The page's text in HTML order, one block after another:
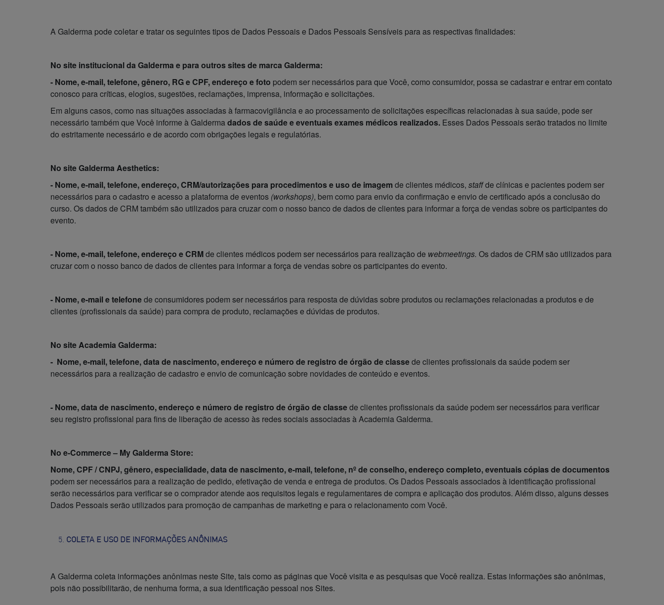
A Galderma pode coletar e tratar os seguintes tipos de Dados Pessoais e Dados Pessoais Sensíveis para as respectivas finalidades:
No site institucional da Galderma e para outros sites de marca Galderma:
- Nome, e-mail, telefone, gênero, RG e CPF, endereço e foto podem ser necessários para que Você, como consumidor, possa se cadastrar e entrar em contato
conosco para críticas, elogios, sugestões, reclamações, imprensa, informação e solicitações.
Em alguns casos, como nas situações associadas à farmacovigilância e ao processamento de solicitações específicas relacionadas à sua saúde, pode ser
necessário também que Você informe à Galdermadados de saúde e eventuais exames médicos realizados. Esses Dados Pessoais serão tratados no limite
do estritamente necessário e de acordo com obrigações legais e regulatórias.
No site Galderma Aesthetics:
- Nome, e-mail, telefone, endereço, CRM/autorizações para procedimentos e uso de imagem de clientes médicos, staffde clínicas e pacientes podem ser
necessários para o cadastro e acesso a plataforma de eventos (workshops), bem como para envio da confirmação e envio de certificado após a conclusão do
curso. Os dados de CRM também são utilizados para cruzar com o nosso banco de dados de clientes para informar a força de vendas sobre os participantes do
evento.
- Nome, e-mail, telefone, endereço e CRMde clientes médicos podem ser necessários para realização de webmeetings. Os dados de CRM são utilizados para
cruzar com o nosso banco de dados de clientes para informar a força de vendas sobre os participantes do evento.
- Nome, e-mail e telefonede consumidores podem ser necessários para resposta de dúvidas sobre produtos ou reclamações relacionadas a produtos e de
clientes (profissionais da saúde) para compra de produto, reclamações e dúvidas de produtos.
No site Academia Galderma:
- Nome, e-mail, telefone, data de nascimento, endereço e número de registro de órgão de classede clientes profissionais da saúde podem ser
necessários para a realização de cadastro e envio de comunicação sobre novidades de conteúdo e eventos.
- Nome, data de nascimento, endereço e número de registro de órgão de classede clientes profissionais da saúde podem ser necessários para verificar
seu registro profissional para fins de liberação de acesso às redes sociais associadas à Academia Galderma.
No e-Commerce – My Galderma Store:
Nome, CPF / CNPJ, gênero, especialidade, data de nascimento, e-mail, telefone, nº de conselho, endereço completo, eventuais cópias de documentos
podem ser necessários para a realização de pedido, efetivação de venda e entrega de produtos. Os Dados Pessoais associados à identificação profissional
serão necessários para verificar se o comprador atende aos requisitos legais e regulamentares de compra e aplicação dos produtos. Além disso, alguns desses
Dados Pessoais serão utilizados para promoção de campanhas de marketing e para o relacionamento com Você.
COLETA E USO DE INFORMAÇÕES ANÔNIMAS
A Galderma coleta informações anônimas neste Site, tais como as páginas que Você visita e as pesquisas que Você realiza. Estas informações são anônimas,
pois não possibilitarão, de nenhuma forma, a sua identificação pessoal nos Sites.